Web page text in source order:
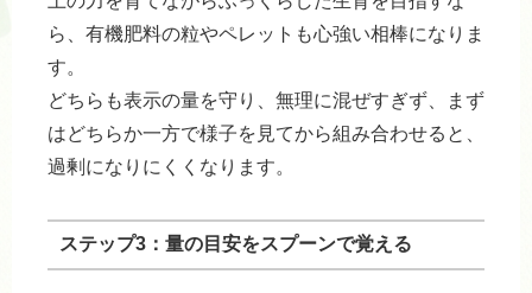
ら、有機肥料の粒やペレットも心強い相棒になりま
す。
どちらも表示の量を守り、無理に混ぜすぎず、まず
はどちらか一方で様子を見てから組み合わせると、
過剰になりにくくなります。
ステップ3：量の目安をスプーンで覚える